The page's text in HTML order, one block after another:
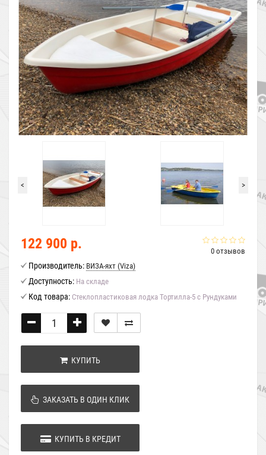
< >
0 отзывов
122 900 р.
Производитель: ВИЗА-яхт (Viza)
Доступность: На складе
Код товара: Стеклопластиковая лодка Тортилла-5 с Рундуками
КУПИТЬ
ЗАКАЗАТЬ В ОДИН КЛИК
КУПИТЬ В КРЕДИТ